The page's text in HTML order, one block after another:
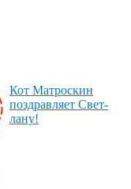
Кот Мат­рос­кин
поз­драв­ля­ет Свет­
ла­ну!